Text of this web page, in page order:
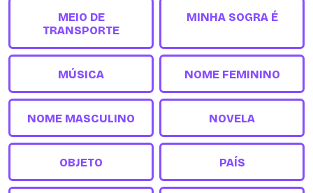
MEIO DE
TRANSPORTE
MINHA SOGRA É
MÚSICA NOME FEMININO
NOME MASCULINO NOVELA
OBJETO PAÍS